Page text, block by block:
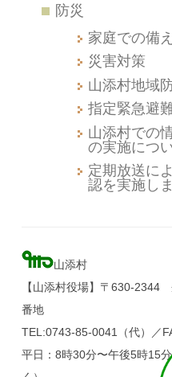
防災
家庭での備え
災害対策
山添村地域
指定緊急避
山添村での
の実施につ
定期放送に
認を実施し
山添村
【山添村役場】〒630-2344
番地
TEL:0743-85-0041（代）／
平日：8時30分〜午後5時15